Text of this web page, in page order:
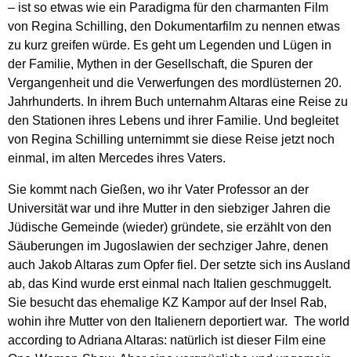
– ist so etwas wie ein Paradigma für den charmanten Film
von Regina Schilling, den Dokumentarfilm zu nennen etwas
zu kurz greifen würde. Es geht um Legenden und Lügen in
der Familie, Mythen in der Gesellschaft, die Spuren der
Vergangenheit und die Verwerfungen des mordlüsternen 20.
Jahrhunderts. In ihrem Buch unternahm Altaras eine Reise zu
den Stationen ihres Lebens und ihrer Familie. Und begleitet
von Regina Schilling unternimmt sie diese Reise jetzt noch
einmal, im alten Mercedes ihres Vaters.
Sie kommt nach Gießen, wo ihr Vater Professor an der
Universität war und ihre Mutter in den siebziger Jahren die
Jüdische Gemeinde (wieder) gründete, sie erzählt von den
Säuberungen im Jugoslawien der sechziger Jahre, denen
auch Jakob Altaras zum Opfer fiel. Der setzte sich ins Ausland
ab, das Kind wurde erst einmal nach Italien geschmuggelt.
Sie besucht das ehemalige KZ Kampor auf der Insel Rab,
wohin ihre Mutter von den Italienern deportiert war. The world
according to Adriana Altaras: natürlich ist dieser Film eine